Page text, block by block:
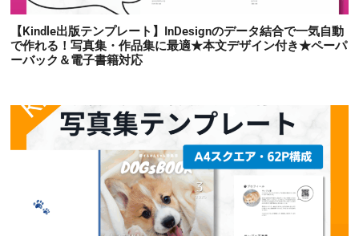
【Kindle出版テンプレート】InDesignのデータ結合で一気自動
で作れる！写真集・作品集に最適★本文デザイン付き★ペーパ
ーバック＆電子書籍対応